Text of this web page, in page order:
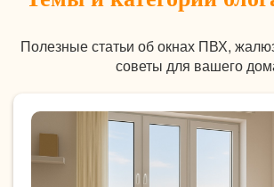
Полезные статьи об окнах ПВХ,
советы для вашего